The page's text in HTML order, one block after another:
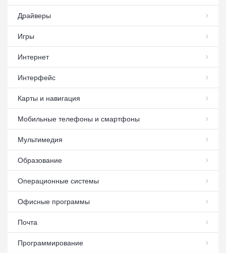
Драйверы
Игры
Интернет
Интерфейс
Карты и навигация
Мобильные телефоны и смартфоны
Мультимедия
Образование
Операционные системы
Офисные программы
Почта
Программирование